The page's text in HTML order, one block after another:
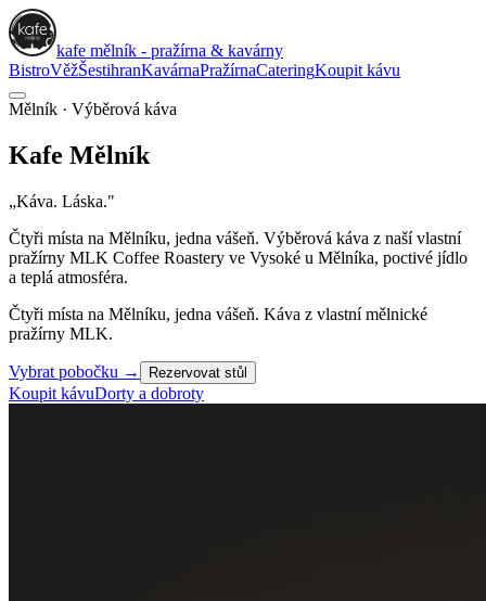
kafe mělník - pražírna & kavárny
BistroVěžŠestihranKavárnaPražírnaCateringKoupit kávu
Mělník · Výběrová káva
Kafe Mělník
„Káva. Láska."
Čtyři místa na Mělníku, jedna vášeň. Výběrová káva z naší vlastní
pražírny MLK Coffee Roastery ve Vysoké u Mělníka, poctivé jídlo
a teplá atmosféra.
Čtyři místa na Mělníku, jedna vášeň. Káva z vlastní mělnické
pražírny MLK.
Vybrat pobočku → Rezervovat stůl
Koupit kávuDorty a dobroty